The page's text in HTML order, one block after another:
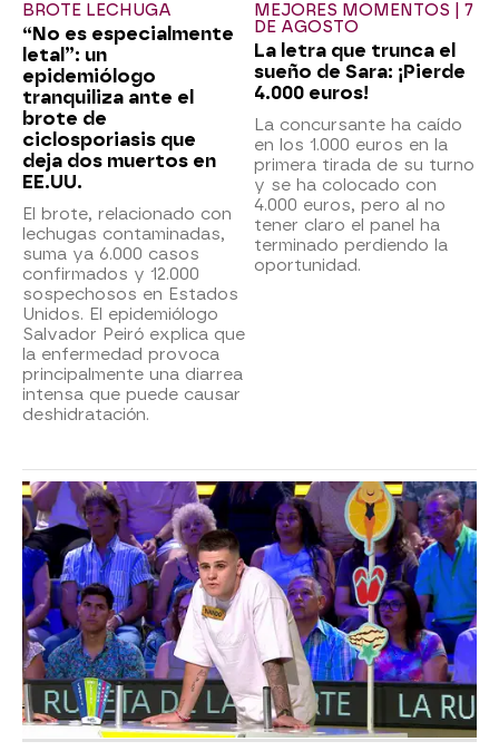
BROTE LECHUGA
“No es especialmente
letal”: un
epidemiólogo
tranquiliza ante el
brote de
ciclosporiasis que
deja dos muertos en
EE.UU.
El brote, relacionado con
lechugas contaminadas,
suma ya 6.000 casos
confirmados y 12.000
sospechosos en Estados
Unidos. El epidemiólogo
Salvador Peiró explica que
la enfermedad provoca
principalmente una diarrea
intensa que puede causar
deshidratación.
MEJORES MOMENTOS | 7
DE AGOSTO
La letra que trunca el
sueño de Sara: ¡Pierde
4.000 euros!
La concursante ha caído
en los 1.000 euros en la
primera tirada de su turno
y se ha colocado con
4.000 euros, pero al no
tener claro el panel ha
terminado perdiendo la
oportunidad.